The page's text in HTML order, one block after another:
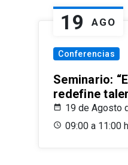
19 AGO
Conferencias
Seminario:
redefine
19 de Agosto
09:00 a 11:00